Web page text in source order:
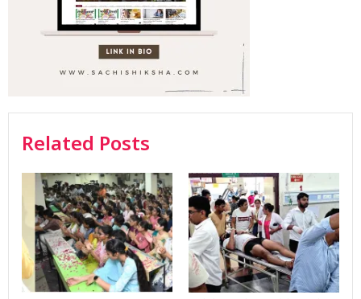
Related Posts